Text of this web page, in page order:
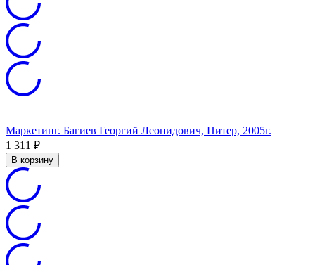
Маркетинг. Багиев Георгий Леонидович, Питер, 2005г.
1 311 ₽
В корзину